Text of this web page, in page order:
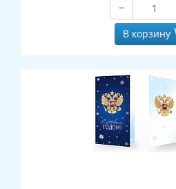
−
В корзину